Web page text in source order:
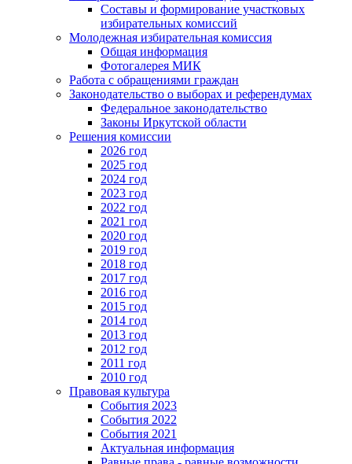
Составы и формирование участковых
избирательных комиссий
Молодежная избирательная комиссия
Общая информация
Фотогалерея МИК
Работа с обращениями граждан
Законодательство о выборах и референдумах
Федеральное законодательство
Законы Иркутской области
Решения комиссии
2026 год
2025 год
2024 год
2023 год
2022 год
2021 год
2020 год
2019 год
2018 год
2017 год
2016 год
2015 год
2014 год
2013 год
2012 год
2011 год
2010 год
Правовая культура
События 2023
События 2022
События 2021
Актуальная информация